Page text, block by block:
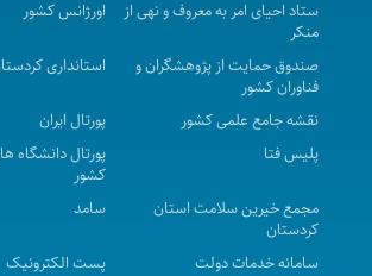
قیمت پیشنهادی در سال 1405 - 1406
نیازشبکه بهداشت ودرمان شهرستان بیجار در
آگهی مزایده عمومی ( یک مرحله ای ) -
عمومی بیمارستان توحید نوبت اول
آگهی مناقصه عمومی ( یک مرحله ای )
نگهداری، راهبری و تعمیرات تاسیسات
ستاد احیای امر به معروف و نهی از
منکر
اورژانس کشور
صندوق حمایت از پژوهشگران و
فناوران کشور
استانداری
نقشه جامع علمی کشور
پورتال ایران
پلیس فتا
پورتال دانشگاه
کشور
مجمع خیرین سلامت استان
کردستان
سامد
سامانه خدمات دولت
پست الکترونیک